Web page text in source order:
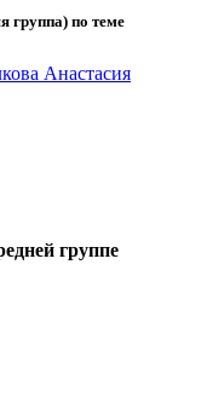
группа) по теме
Анастасия
группе